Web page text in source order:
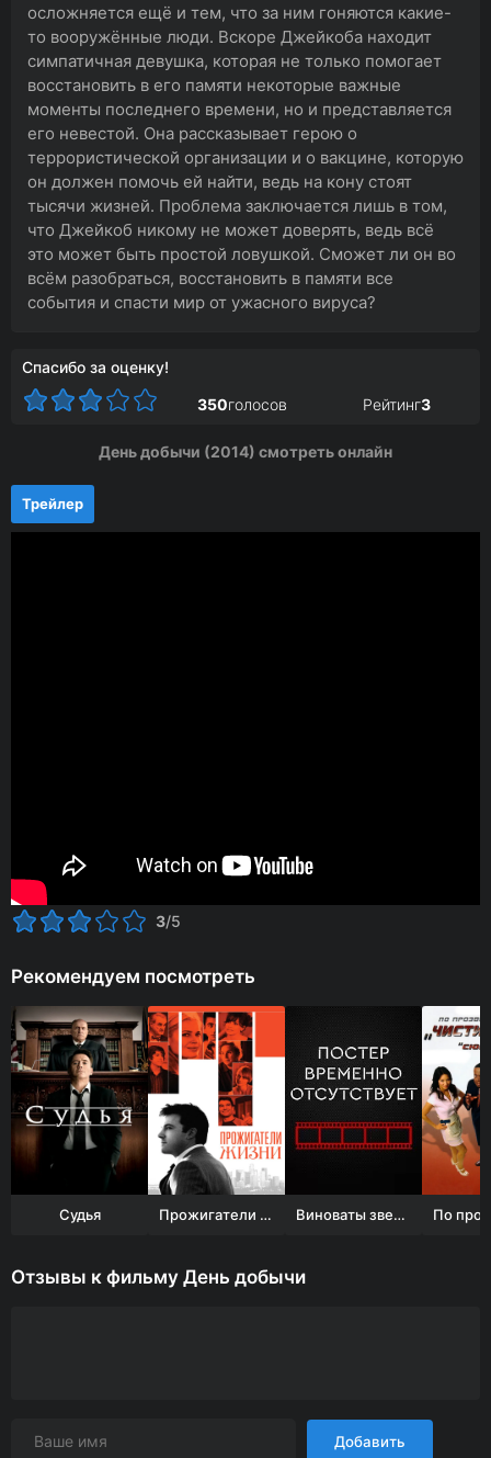
осложняется ещё и тем, что за ним гоняются какие-
то вооружённые люди. Вскоре Джейкоба находит
симпатичная девушка, которая не только помогает
восстановить в его памяти некоторые важные
моменты последнего времени, но и представляется
его невестой. Она рассказывает герою о
террористической организации и о вакцине, которую
он должен помочь ей найти, ведь на кону стоят
тысячи жизней. Проблема заключается лишь в том,
что Джейкоб никому не может доверять, ведь всё
это может быть простой ловушкой. Сможет ли он во
всём разобраться, восстановить в памяти все
события и спасти мир от ужасного вируса?
Спасибо за оценку!
350голосов Рейтинг3
День добычи (2014) смотреть онлайн
Трейлер
3/5
Рекомендуем посмотреть
Судья Прожигатели жизни Виноваты звезды
Отзывы к фильму День добычи
Добавить